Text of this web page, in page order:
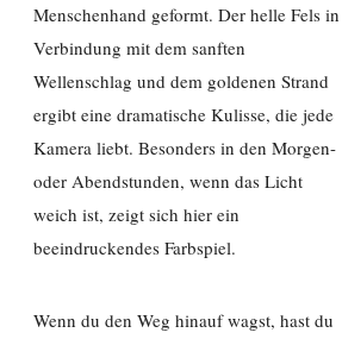
Menschenhand geformt. Der helle Fels in
Verbindung mit dem sanften
Wellenschlag und dem goldenen Strand
ergibt eine dramatische Kulisse, die jede
Kamera liebt. Besonders in den Morgen-
oder Abendstunden, wenn das Licht
weich ist, zeigt sich hier ein
beeindruckendes Farbspiel.
Wenn du den Weg hinauf wagst, hast du